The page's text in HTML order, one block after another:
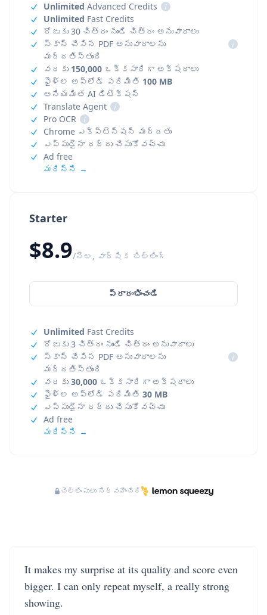
Starter
$8.9/నెల, వార్షిక బిల్లింగ్
ప్రారంభించండి
Unlimited Fast Credits
రోజుకు 3 చిత్రం నుండి చిత్రం అనువాదాలు
స్కాన్ చేసిన PDF అనువాదాలను
మద్దతిస్తుంది
i
వరకు 30,000 ఒక్కసారిగా అక్షరాలు
ఫైళ్ల అప్‌లోడ్ పరిమితి 30 MB
ఎప్పుడైనా రద్దు చేసుకోవచ్చు
Ad free
మరిన్ని →
Unlimited Advanced Credits
i
Unlimited Fast Credits
రోజుకు 30 చిత్రం నుండి చిత్రం అనువాదాలు
స్కాన్ చేసిన PDF అనువాదాలను
మద్దతిస్తుంది
i
వరకు 150,000 ఒక్కసారిగా అక్షరాలు
ఫైళ్ల అప్‌లోడ్ పరిమితి 100 MB
అనియమిత AI డిటెక్షన్
Translate Agent
i
Pro OCR
i
Chrome ఎక్స్‌టెన్షన్ మద్దతు
ఎప్పుడైనా రద్దు చేసుకోవచ్చు
Ad free
మరిన్ని →
చెల్లింపులు నిర్వహించేది
It makes my surprise at its quality and score even
bigger. I can only repeat myself, a really strong
showing.